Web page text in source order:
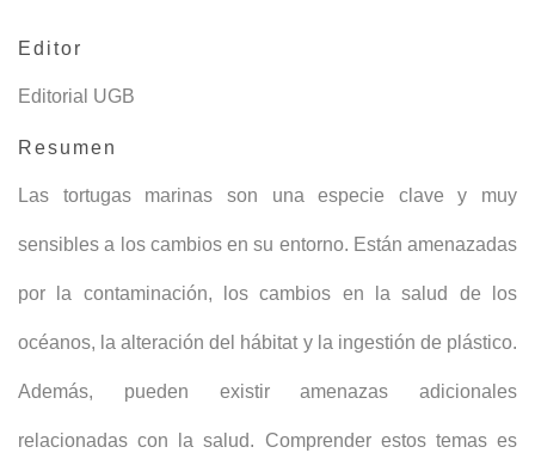
Editor
Editorial UGB
Resumen
Las tortugas marinas son una especie clave y muy
sensibles a los cambios en su entorno. Están amenazadas
por la contaminación, los cambios en la salud de los
océanos, la alteración del hábitat y la ingestión de plástico.
Además, pueden existir amenazas adicionales
relacionadas con la salud. Comprender estos temas es